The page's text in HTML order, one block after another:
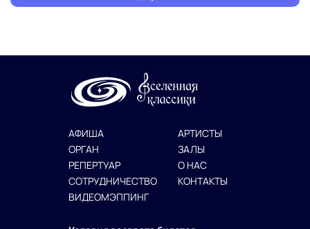
АФИША
ОРГАН
РЕПЕРТУАР
СОТРУДНИЧЕСТВО
ВИДЕОМЭППИНГ
АРТИСТЫ
ЗАЛЫ
О НАС
КОНТАКТЫ